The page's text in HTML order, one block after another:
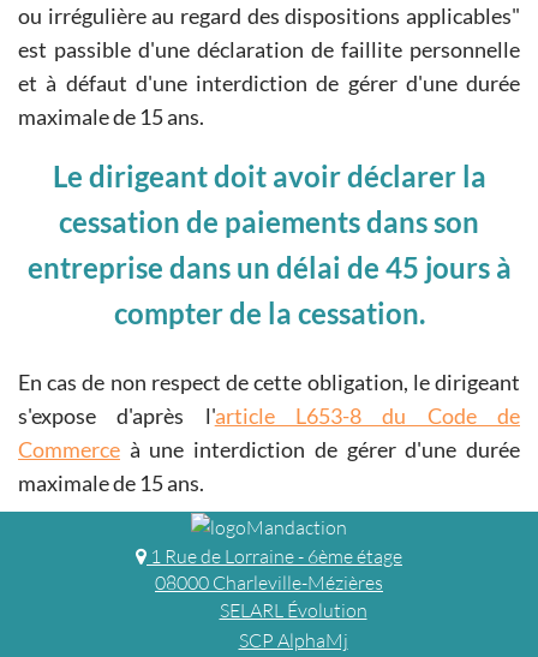
ou irrégulière au regard des dispositions applicables
est passible d'une déclaration de faillite personnelle
et à défaut d'une interdiction de gérer d'une durée
maximale de 15 ans.
Le dirigeant doit avoir déclarer la
cessation de paiements dans son
entreprise dans un délai de 45 jours à
compter de la cessation.
En cas de non respect de cette obligation, le dirigeant
s'expose d'après l'article L653-8 du Code de
Commerce à une interdiction de gérer d'une durée
maximale de 15 ans.
1 Rue de Lorraine - 6ème étage
08000 Charleville-Mézières
SELARL Évolution
SCP AlphaMj